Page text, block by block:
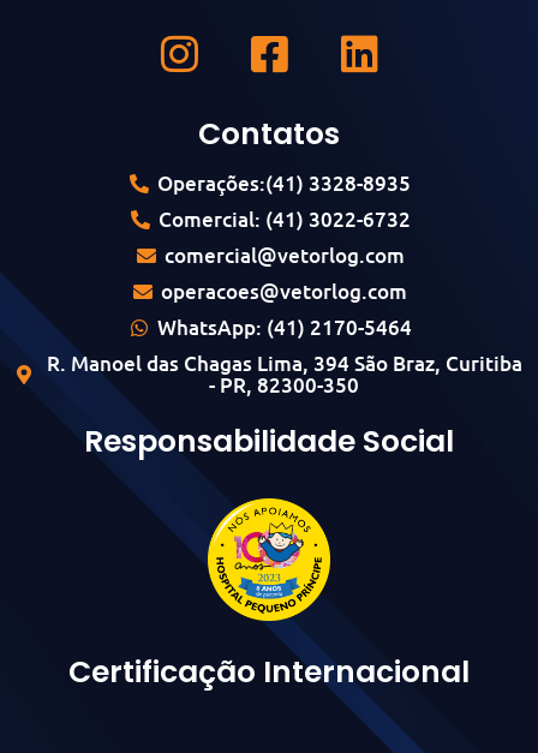
Contatos
Operações:(41) 3328-8935
Comercial: (41) 3022-6732
comercial@vetorlog.com
operacoes@vetorlog.com
WhatsApp: (41) 2170-5464
R. Manoel das Chagas Lima, 394 São Braz, Curitiba
- PR, 82300-350
Responsabilidade Social
Certificação Internacional